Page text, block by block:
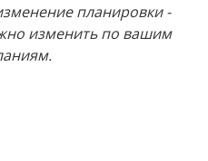
планировки -
изменить по вашим